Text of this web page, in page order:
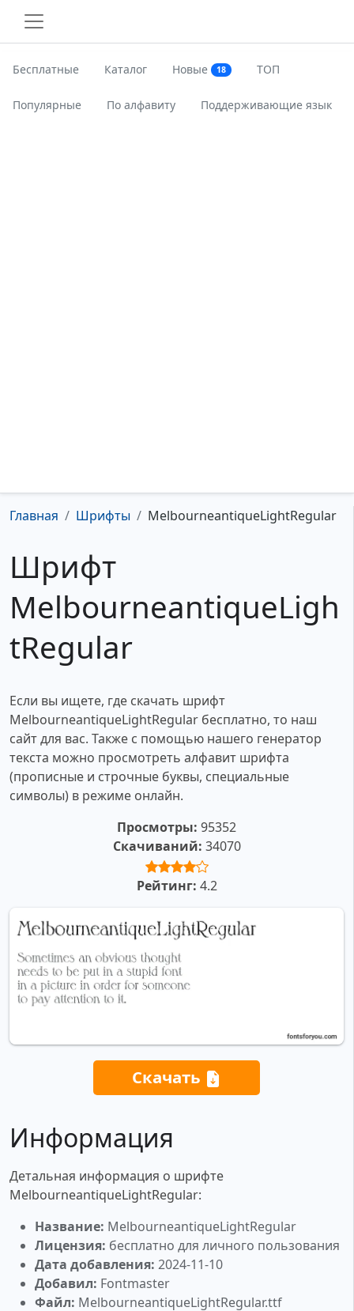
Бесплатные Каталог Новые 18 ТОП
Популярные По алфавиту Поддерживающие язык
Главная Шрифты MelbourneantiqueLightRegular
Шрифт
MelbourneantiqueLigh
tRegular
Если вы ищете, где скачать шрифт
MelbourneantiqueLightRegular бесплатно, то наш
сайт для вас. Также с помощью нашего генератор
текста можно просмотреть алфавит шрифта
(прописные и строчные буквы, специальные
символы) в режиме онлайн.
Просмотры: 95352
Скачиваний: 34070
Рейтинг: 4.2
Скачать
Информация
Детальная информация о шрифте
MelbourneantiqueLightRegular:
Название: MelbourneantiqueLightRegular
Лицензия: бесплатно для личного пользования
Дата добавления: 2024-11-10
Добавил: Fontmaster
Файл: MelbourneantiqueLightRegular.ttf